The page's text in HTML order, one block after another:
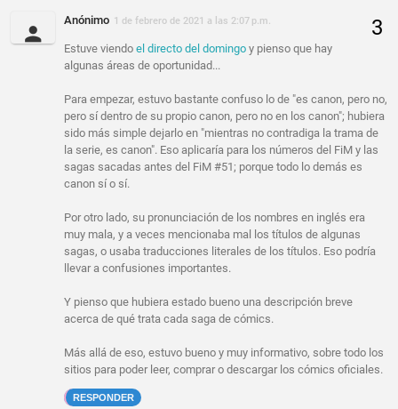
Anónimo 1 de febrero de 2021 a las 2:07 p.m.
Estuve viendo el directo del domingo y pienso que hay
algunas áreas de oportunidad...
Para empezar, estuvo bastante confuso lo de "es canon, pero no,
pero sí dentro de su propio canon, pero no en los canon"; hubiera
sido más simple dejarlo en "mientras no contradiga la trama de
la serie, es canon". Eso aplicaría para los números del FiM y las
sagas sacadas antes del FiM #51; porque todo lo demás es
canon sí o sí.
Por otro lado, su pronunciación de los nombres en inglés era
muy mala, y a veces mencionaba mal los títulos de algunas
sagas, o usaba traducciones literales de los títulos. Eso podría
llevar a confusiones importantes.
Y pienso que hubiera estado bueno una descripción breve
acerca de qué trata cada saga de cómics.
Más allá de eso, estuvo bueno y muy informativo, sobre todo los
sitios para poder leer, comprar o descargar los cómics oficiales.
RESPONDER